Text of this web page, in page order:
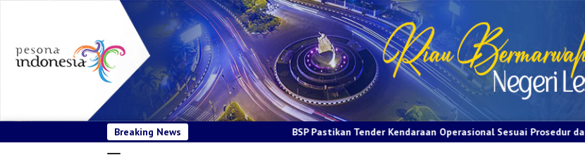
Breaking NewsBSP Pastikan Tender Kendaraan Operasional Sesuai Prosedur dan Prinsip GCG